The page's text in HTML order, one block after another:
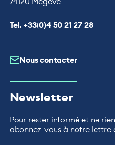
Appeler le
Tel. +33(0)4 50 21 27 28
Nous contacter
Newsletter
Pour rester informé et ne
abonnez-vous à notre lettre